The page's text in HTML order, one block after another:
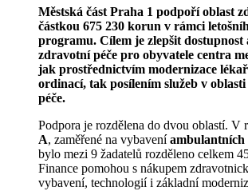
Městská část Praha 1 podpoří oblast
částkou 675 230 korun v rámci
programu. Cílem je zlepšit dostupnost
zdravotní péče pro obyvatele centra
jak prostřednictvím modernizace
ordinací, tak posílením služeb v
péče.
Podpora je rozdělena do dvou oblastí. V
A, zaměřené na vybavení
bylo mezi 9 žadatelů rozděleno celkem
Finance pomohou s nákupem
vybavení, technologií i základní